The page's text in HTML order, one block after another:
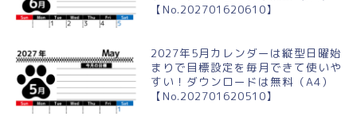
【No.202701620610】
2027年5月カレンダーは縦型日曜始
まりで目標設定を毎月できて使いや
すい！ダウンロードは無料（A4）
【No.202701620510】